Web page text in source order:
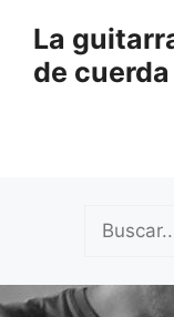
contenido
La
de